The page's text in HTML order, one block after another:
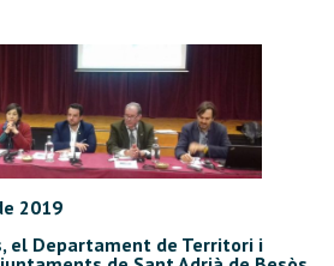
2019
el Departament de Territori i